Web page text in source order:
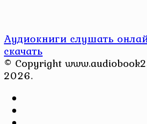
Аудиокниги слушать
скачать
© Copyright
2026.